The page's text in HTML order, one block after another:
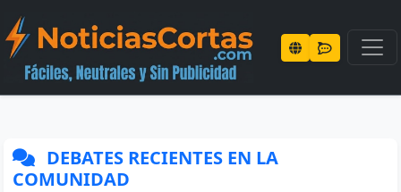
DEBATES RECIENTES EN LA
COMUNIDAD